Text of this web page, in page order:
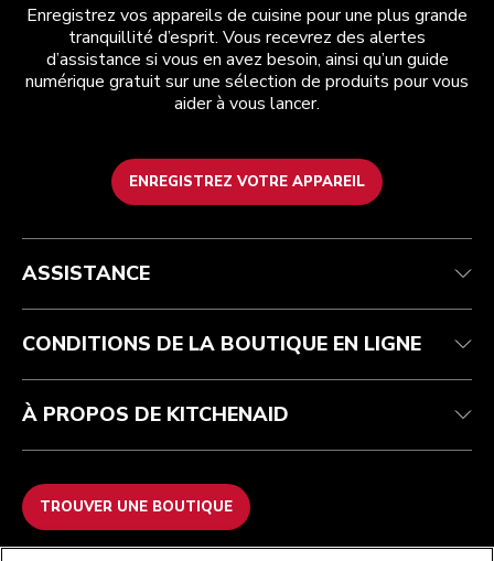
Enregistrez vos appareils de cuisine pour une plus grande
tranquillité d’esprit. Vous recevrez des alertes
d’assistance si vous en avez besoin, ainsi qu’un guide
numérique gratuit sur une sélection de produits pour vous
aider à vous lancer.
ENREGISTREZ VOTRE APPAREIL
Health Check
Suivez votre commande
Garantie et documents
FAQ
Conditions générales de vente
Retours et remboursements
Imprint
ODR
La marque
Trouver une boutique
ASSISTANCE
CONDITIONS DE LA BOUTIQUE EN LIGNE
À PROPOS DE KITCHENAID
TROUVER UNE BOUTIQUE